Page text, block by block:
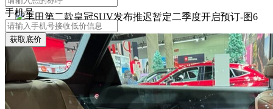
手机号
获取底价